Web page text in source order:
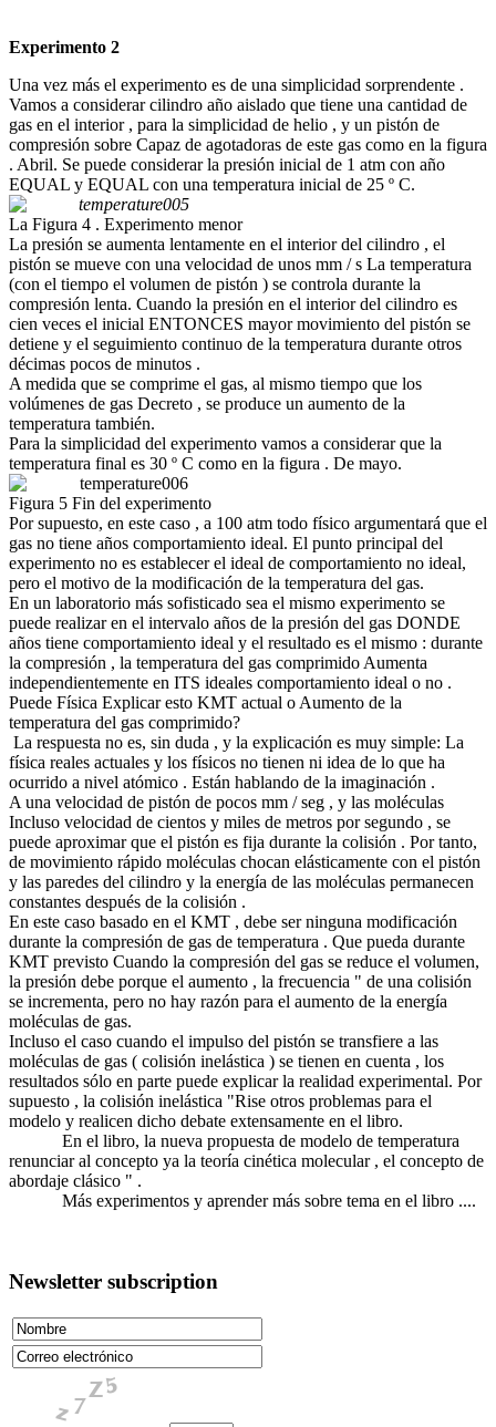
Experimento 2
Una vez más el experimento es de una simplicidad sorprendente .
Vamos a considerar cilindro año aislado que tiene una cantidad de
gas en el interior , para la simplicidad de helio , y un pistón de
compresión sobre Capaz de agotadoras de este gas como en la figura
. Abril. Se puede considerar la presión inicial de 1 atm con año
EQUAL y EQUAL con una temperatura inicial de 25 º C.
La Figura 4 . Experimento menor
La presión se aumenta lentamente en el interior del cilindro , el
pistón se mueve con una velocidad de unos mm / s La temperatura
(con el tiempo el volumen de pistón ) se controla durante la
compresión lenta. Cuando la presión en el interior del cilindro es
cien veces el inicial ENTONCES mayor movimiento del pistón se
detiene y el seguimiento continuo de la temperatura durante otros
décimas pocos de minutos .
A medida que se comprime el gas, al mismo tiempo que los
volúmenes de gas Decreto , se produce un aumento de la
temperatura también.
Para la simplicidad del experimento vamos a considerar que la
temperatura final es 30 º C como en la figura . De mayo.
Figura 5 Fin del experimento
Por supuesto, en este caso , a 100 atm todo físico argumentará que el
gas no tiene años comportamiento ideal. El punto principal del
experimento no es establecer el ideal de comportamiento no ideal,
pero el motivo de la modificación de la temperatura del gas.
En un laboratorio más sofisticado sea el mismo experimento se
puede realizar en el intervalo años de la presión del gas DONDE
años tiene comportamiento ideal y el resultado es el mismo : durante
la compresión , la temperatura del gas comprimido Aumenta
independientemente en ITS ideales comportamiento ideal o no .
Puede Física Explicar esto KMT actual o Aumento de la
temperatura del gas comprimido?
La respuesta no es, sin duda , y la explicación es muy simple: La
física reales actuales y los físicos no tienen ni idea de lo que ha
ocurrido a nivel atómico . Están hablando de la imaginación .
A una velocidad de pistón de pocos mm / seg , y las moléculas
Incluso velocidad de cientos y miles de metros por segundo , se
puede aproximar que el pistón es fija durante la colisión . Por tanto,
de movimiento rápido moléculas chocan elásticamente con el pistón
y las paredes del cilindro y la energía de las moléculas permanecen
constantes después de la colisión .
En este caso basado en el KMT , debe ser ninguna modificación
durante la compresión de gas de temperatura . Que pueda durante
KMT previsto Cuando la compresión del gas se reduce el volumen,
la presión debe porque el aumento , la frecuencia " de una colisión
se incrementa, pero no hay razón para el aumento de la energía
moléculas de gas.
Incluso el caso cuando el impulso del pistón se transfiere a las
moléculas de gas ( colisión inelástica ) se tienen en cuenta , los
resultados sólo en parte puede explicar la realidad experimental. Por
supuesto , la colisión inelástica "Rise otros problemas para el
modelo y realicen dicho debate extensamente en el libro.
En el libro, la nueva propuesta de modelo de temperatura
renunciar al concepto ya la teoría cinética molecular , el concepto de
abordaje clásico " .
Más experimentos y aprender más sobre tema en el libro ....
Newsletter subscription